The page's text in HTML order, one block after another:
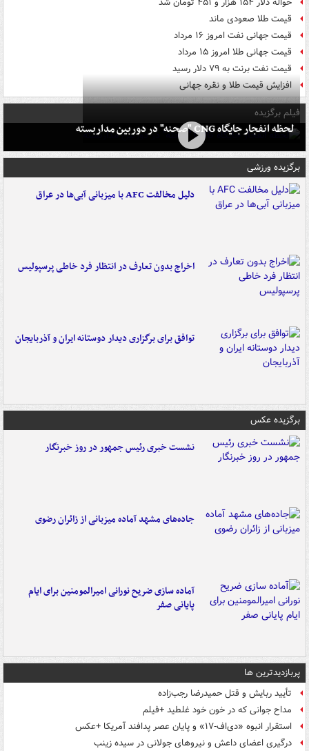
قیمت طلا صعودی ماند
قیمت جهانی نفت امروز ۱۶ مرداد
قیمت جهانی طلا امروز ۱۵ مرداد
قیمت نفت برنت به ۷۹ دلار رسید
افزایش قیمت طلا و نقره جهانی
فیلم برگزیده
لحظه انفجار جایگاه CNG "صحنه" در دوربین مداربسته
برگزیده ورزشی
دلیل مخالفت AFC با میزبانی آبی‌ها در عراق
اخراج بدون تعارف در انتظار فرد خاطی پرسپولیس
توافق برای برگزاری دیدار دوستانه ایران و آذربایجان
برگزیده عکس
نشست خبری رئیس جمهور در روز خبرنگار
جاده‌های مشهد آماده میزبانی از زائران رضوی
آماده سازی ضریح نورانی امیرالمومنین برای ایام
پایانی صفر
پربازدیدترین ها
تأیید ربایش و قتل حمیدرضا رجب‌زاده
مداح جوانی که در خون خود غلطید +فیلم
استقرار انبوه «دی‌اف‑۱۷» و پایان عصر پدافند آمریکا +عکس
درگیری اعضای داعش و نیروهای جولانی در سیده زینب